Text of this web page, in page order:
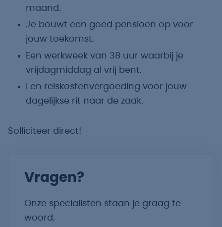
maand.
Je bouwt een goed pensioen op voor
jouw toekomst.
Een werkweek van 38 uur waarbij je
vrijdagmiddag al vrij bent.
Een reiskostenvergoeding voor jouw
dagelijkse rit naar de zaak.
Solliciteer direct!
Vragen?
Onze specialisten staan je graag te
woord.